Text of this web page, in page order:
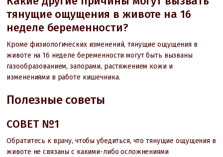
тянущие ощущения в животе на 16
неделе беременности?
Кроме физиологических изменений, тянущие ощущения в
животе на 16 неделе беременности могут быть вызваны
газообразованием, запорами, растяжением кожи и
изменениями в работе кишечника.
Полезные советы
СОВЕТ №1
Обратитесь к врачу, чтобы убедиться, что тянущие ощущения в
животе не связаны с какими-либо осложнениями